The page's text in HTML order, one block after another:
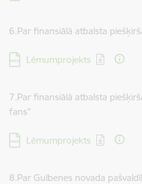
6.Par finansiālā atbalsta
Lejupielādēt:
Lēmumprojekts
7.Par finansiālā atbalsta
fans”
Lejupielādēt:
Lēmumprojekts
8.Par Gulbenes novada